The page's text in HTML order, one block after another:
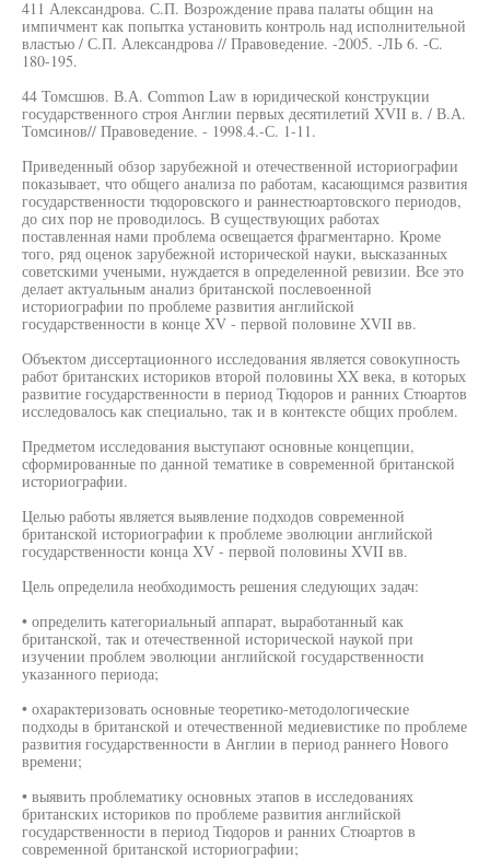
411 Александрова. С.П. Возрождение права палаты общин на
импичмент как попытка установить контроль над исполнительной
властью / С.П. Александрова // Правоведение. -2005. -ЛЬ 6. -С.
180-195.
44 Томсшюв. В.А. Common Law в юридической конструкции
государственного строя Англии первых десятилетий XVII в. / В.А.
Томсинов// Правоведение. - 1998.4.-С. 1-11.
Приведенный обзор зарубежной и отечественной историографии
показывает, что общего анализа по работам, касающимся развития
государственности тюдоровского и раннестюартовского периодов,
до сих пор не проводилось. В существующих работах
поставленная нами проблема освещается фрагментарно. Кроме
того, ряд оценок зарубежной исторической науки, высказанных
советскими учеными, нуждается в определенной ревизии. Все это
делает актуальным анализ британской послевоенной
историографии по проблеме развития английской
государственности в конце XV - первой половине XVII вв.
Объектом диссертационного исследования является совокупность
работ британских историков второй половины XX века, в которых
развитие государственности в период Тюдоров и ранних Стюартов
исследовалось как специально, так и в контексте общих проблем.
Предметом исследования выступают основные концепции,
сформированные по данной тематике в современной британской
историографии.
Целью работы является выявление подходов современной
британской историографии к проблеме эволюции английской
государственности конца XV - первой половины XVII вв.
Цель определила необходимость решения следующих задач:
• определить категориальный аппарат, выработанный как
британской, так и отечественной исторической наукой при
изучении проблем эволюции английской государственности
указанного периода;
• охарактеризовать основные теоретико-методологические
подходы в британской и отечественной медиевистике по проблеме
развития государственности в Англии в период раннего Нового
времени;
• выявить проблематику основных этапов в исследованиях
британских историков по проблеме развития английской
государственности в период Тюдоров и ранних Стюартов в
современной британской историографии;